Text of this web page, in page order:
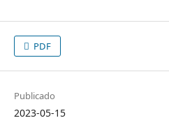
PDF
Publicado
2023-05-15